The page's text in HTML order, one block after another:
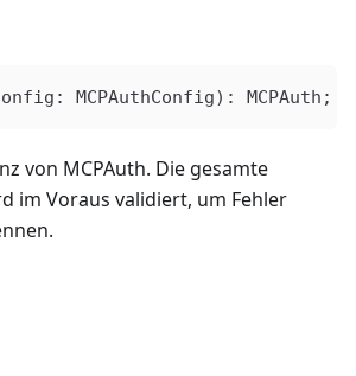
: MCPAuthConfig): MCPAuth ;
von MCPAuth. Die gesamte
im Voraus validiert, um Fehler